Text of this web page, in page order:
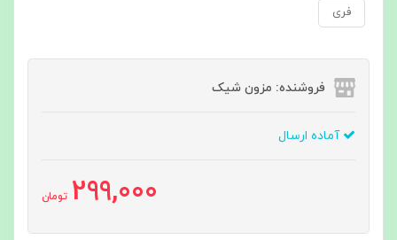
فری
فروشنده: مزون شیک
آماده ارسال
299,000 تومان